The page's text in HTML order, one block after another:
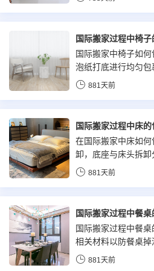
国际搬家过程中椅
国际搬家中椅子如
泡纸打底进行均匀包
椅子周边进行防磕碰
881天前
国际搬家过程中床
在国际搬家中床如
卸，底座与床头拆卸
珠棉气泡纸首层包装
881天前
国际搬家过程中餐
国际搬家过程中餐
相关材料以防餐桌掉
整体包装，加强防护
881天前